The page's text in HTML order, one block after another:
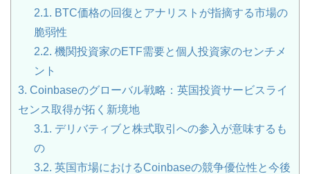
2.1. BTC価格の回復とアナリストが指摘する市場の
脆弱性
2.2. 機関投資家のETF需要と個人投資家のセンチメ
ント
3. Coinbaseのグローバル戦略：英国投資サービスライ
センス取得が拓く新境地
3.1. デリバティブと株式取引への参入が意味するも
の
3.2. 英国市場におけるCoinbaseの競争優位性と今後